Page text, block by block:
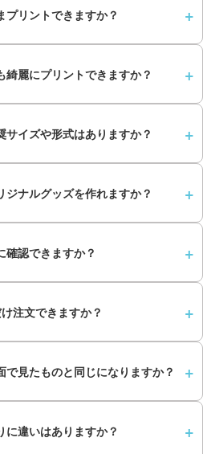
プリントできますか？
綺麗にプリントできますか？
サイズや形式はありますか？
ジナルグッズを作れますか？
確認できますか？
注文できますか？
で見たものと同じになりますか？
に違いはありますか？